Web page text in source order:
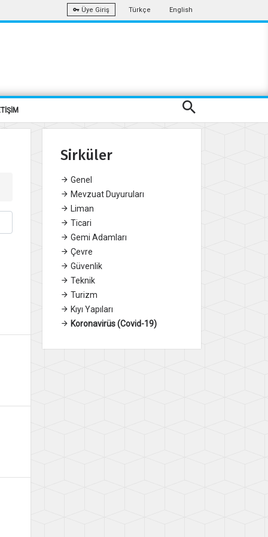
Üye Giriş Türkçe English
Sirküler
Genel
Mevzuat Duyuruları
Liman
Ticari
Gemi Adamları
Çevre
Güvenlik
Teknik
Turizm
Kıyı Yapıları
Koronavirüs (Covid-19)